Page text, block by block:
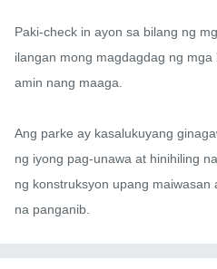
Paki-check in ayon sa bilang ng
ilangan mong magdagdag ng
amin nang maaga.
Ang parke ay kasalukuyang
ng iyong pag-unawa at hinihiling
ng konstruksyon upang
na panganib.